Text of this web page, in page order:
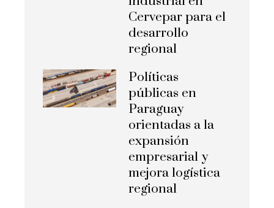
Cervepar para el
desarrollo
regional
Políticas
públicas en
Paraguay
orientadas a la
expansión
empresarial y
mejora logística
regional